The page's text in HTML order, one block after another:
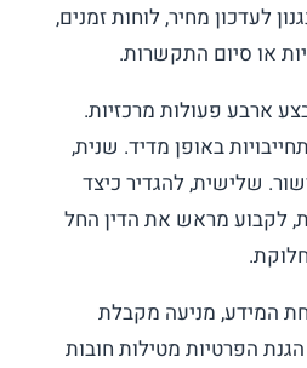
לעדכון מחיר, לוחות זמנים,
או סיום התקשרות.
ארבע פעולות מרכזיות.
באופן מדיד. שנית,
שלישית, להגדיר כיצד
לקבוע מראש את הדין החל
המידע, מניעה מקבלת
הפרטיות מטילות חובות